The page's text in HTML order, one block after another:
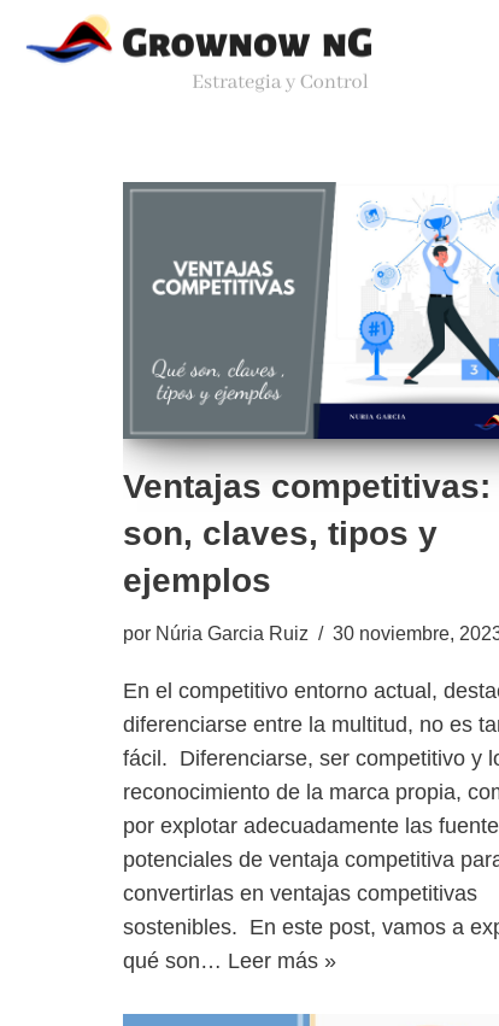
Saltar
Ventajas competitivas:
son, claves, tipos y
ejemplos
por Núria Garcia Ruiz 30 noviembre,
En el competitivo entorno actual,
diferenciarse entre la multitud, no es
fácil. Diferenciarse, ser competitivo y
reconocimiento de la marca propia,
por explotar adecuadamente las
potenciales de ventaja competitiva
convertirlas en ventajas competitivas
sostenibles. En este post, vamos a
qué son… Leer más »